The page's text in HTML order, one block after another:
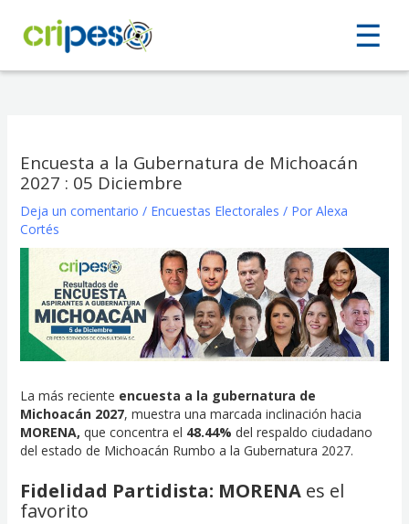
☰
☰
contenido
Encuesta a la Gubernatura de Michoacán
2027 : 05 Diciembre
Deja un comentario / Encuestas Electorales / Por Alexa
Cortés
La más reciente encuesta a la gubernatura de
Michoacán 2027, muestra una marcada inclinación hacia
MORENA, que concentra el 48.44% del respaldo ciudadano
del estado de Michoacán Rumbo a la Gubernatura 2027.
Fidelidad Partidista: MORENA es el
favorito